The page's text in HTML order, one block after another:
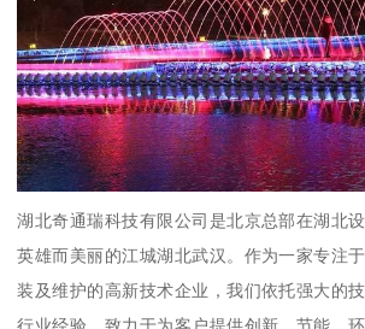
湖北奇通瑞科技有限公司是北京总部在湖北
英雄而美丽的江城湖北武汉。作为一家专注
装及维护的高新技术企业，我们依托强大的